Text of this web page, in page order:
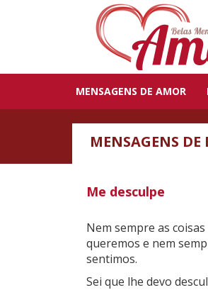
MENSAGENS DE AMOR
MENSAGENS DE
Me desculpe
Nem sempre as
queremos e nem
sentimos.
Sei que lhe devo